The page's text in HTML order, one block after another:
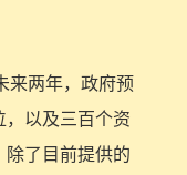
来两年，政府预
以及三百个资
了目前提供的